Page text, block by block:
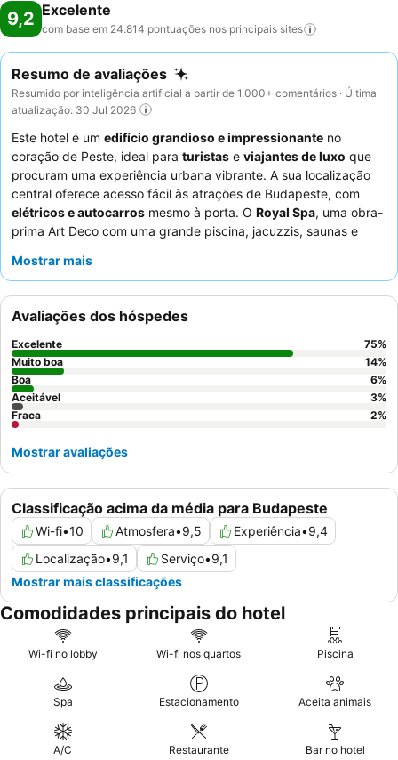
9,2 Excelente
com base em 24.814 pontuações nos principais sites
Resumo de avaliações
Resumido por inteligência artificial a partir de 1.000+ comentários · Última
atualização: 30 Jul 2026
Este hotel é um edifício grandioso e impressionante no
coração de Peste, ideal para turistas e viajantes de luxo que
procuram uma experiência urbana vibrante. A sua localização
central oferece acesso fácil às atrações de Budapeste, com
elétricos e autocarros mesmo à porta. O Royal Spa, uma obra-
prima Art Deco com uma grande piscina, jacuzzis, saunas e
elogiam consistentemente os
almoço, que inclui cozinha húngara local e champanhe. Para
uma experiência melhorada, considere reservar um quarto com
acesso ao Executive Lounge
para opções gratuitas de comida
e bebida durante todo o dia.
Mostrar mais
Classificação acima da média para Budapeste
Wi-fi•10 Atmosfera•9,5 Experiência•9,4
Localização•9,1 Serviço•9,1
Mostrar mais classificações
Avaliações dos hóspedes
Excelente 75%
Muito boa
14%
Boa
6%
Aceitável
3%
Fraca
2%
Mostrar avaliações
Comodidades principais do hotel
Wi-fi no lobby Wi-fi nos quartos Piscina
Spa Estacionamento Aceita animais
A/C Restaurante Bar no hotel